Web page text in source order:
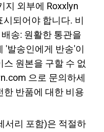
지 외부에 Roxxlyn
되어야 합니다. 비
송: 원활한 통관을
'발송인에게 반송'이
원본을 구할 수 없
으로 문의하세
한 반품에 대한 비용
서리 포함)은 적절하